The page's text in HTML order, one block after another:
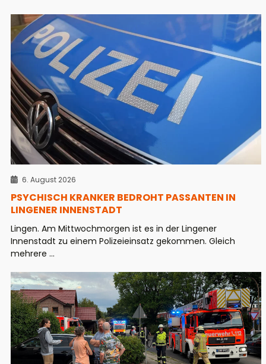
6. August 2026
PSYCHISCH KRANKER BEDROHT PASSANTEN IN
LINGENER INNENSTADT
Lingen. Am Mittwochmorgen ist es in der Lingener
Innenstadt zu einem Polizeieinsatz gekommen. Gleich
mehrere ...